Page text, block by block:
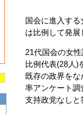
国会に進入す
は比例して発
21代国会の女
比例代表(28人)
既存の政界を
率アンケート調
支持政党なしと